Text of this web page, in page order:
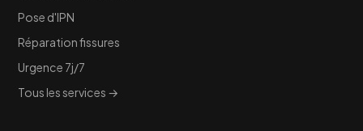
Pose d'IPN
Réparation fissures
Urgence 7j/7
Tous les services →